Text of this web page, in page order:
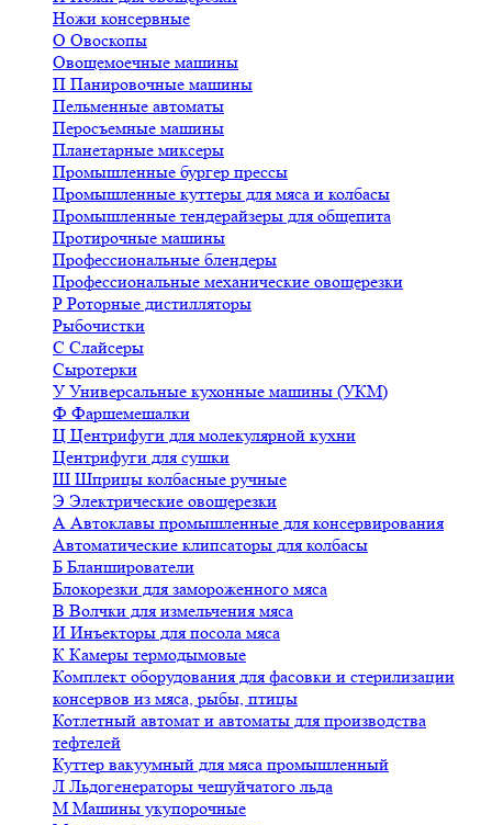
Ножи консервные
О Овоскопы
Овощемоечные машины
П Панировочные машины
Пельменные автоматы
Перосъемные машины
Планетарные миксеры
Промышленные бургер прессы
Промышленные куттеры для мяса и колбасы
Промышленные тендерайзеры для общепита
Протирочные машины
Профессиональные блендеры
Профессиональные механические овощерезки
Р Роторные дистилляторы
Рыбочистки
С Слайсеры
Сыротерки
У Универсальные кухонные машины (УКМ)
Ф Фаршемешалки
Ц Центрифуги для молекулярной кухни
Центрифуги для сушки
Ш Шприцы колбасные ручные
Э Электрические овощерезки
А Автоклавы промышленные для консервирования
Автоматические клипсаторы для колбасы
Б Бланширователи
Блокорезки для замороженного мяса
В Волчки для измельчения мяса
И Инъекторы для посола мяса
К Камеры термодымовые
Комплект оборудования для фасовки и стерилизации
консервов из мяса, рыбы, птицы
Котлетный автомат и автоматы для производства
тефтелей
Куттер вакуумный для мяса промышленный
Л Льдогенераторы чешуйчатого льда
М Машины укупорочные